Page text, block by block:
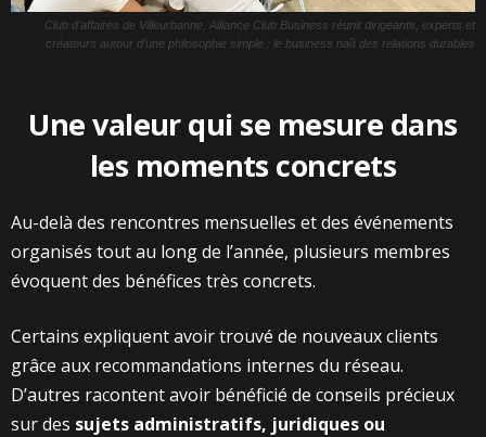
Club d’affaires de Villeurbanne, Alliance Club Business réunit dirigeants, experts et
créateurs autour d’une philosophie simple : le business naît des relations durables
Une valeur qui se mesure dans
les moments concrets
Au-delà des rencontres mensuelles et des événements
organisés tout au long de l’année, plusieurs membres
évoquent des bénéfices très concrets.
Certains expliquent avoir trouvé de nouveaux clients
grâce aux recommandations internes du réseau.
D’autres racontent avoir bénéficié de conseils précieux
sur des sujets administratifs, juridiques ou